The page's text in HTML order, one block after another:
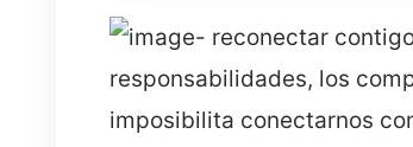
responsabilidades, los
imposibilita conectarnos